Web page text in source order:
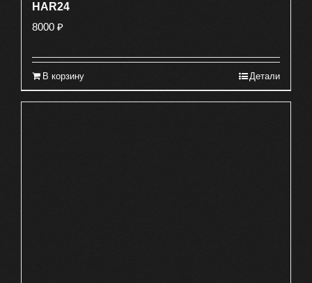
HAR24
8000 ₽
В корзину Детали